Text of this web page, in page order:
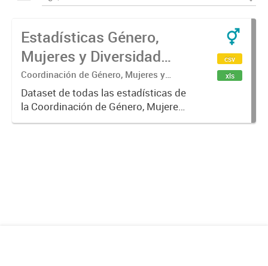
Estadísticas Género,
Mujeres y Diversidad
Ciudad de Mendoza
Coordinación de Género, Mujeres y
Diversidad.
Dataset de todas las estadísticas de
la Coordinación de Género, Mujeres
y Diversidad de la Ciudad de
csv
xls